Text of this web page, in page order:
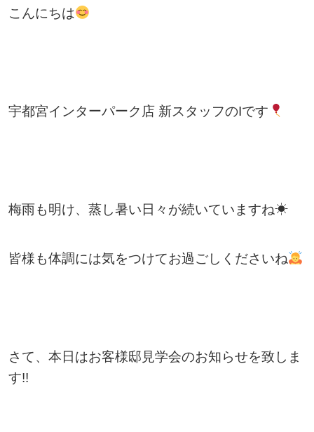
こんにちは
宇都宮インターパーク店 新スタッフのIです
梅雨も明け、蒸し暑い日々が続いていますね☀
皆様も体調には気をつけてお過ごしくださいね
さて、本日はお客様邸見学会のお知らせを致しま
す!!